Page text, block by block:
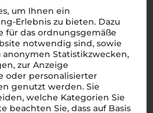
um Ihnen ein
Erlebnis zu bieten. Dazu
für das ordnungsgemäße
notwendig sind, sowie
anonymen Statistikzwecken,
zur Anzeige
oder personalisierter
genutzt werden. Sie
welche Kategorien Sie
beachten Sie, dass auf Basis
und verleihen den Weinen
Heute wird
Sannio und Irpinia kultiviert und
der süditalienischen
von
Wein